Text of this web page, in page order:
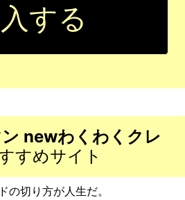
する
newわくわくクレ
すめサイト
の切り方が人生だ。